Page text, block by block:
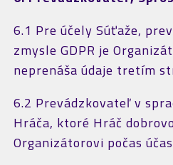
6.1 Pre účely Súťaže,
zmysle GDPR je
neprenáša údaje tretím
6.2 Prevádzkovateľ v
Hráča, ktoré Hráč
Organizátorovi počas